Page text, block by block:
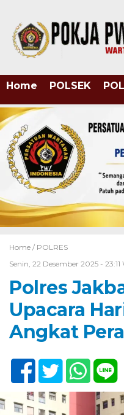
Home POLSEK
Home / POLRES
Senin, 22 Desember 2025 - 23:11
Polres
Upacara
Angkat